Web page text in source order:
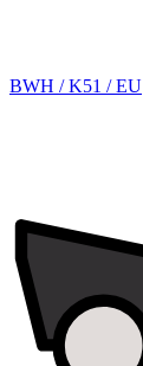
BWH / K51 / EU